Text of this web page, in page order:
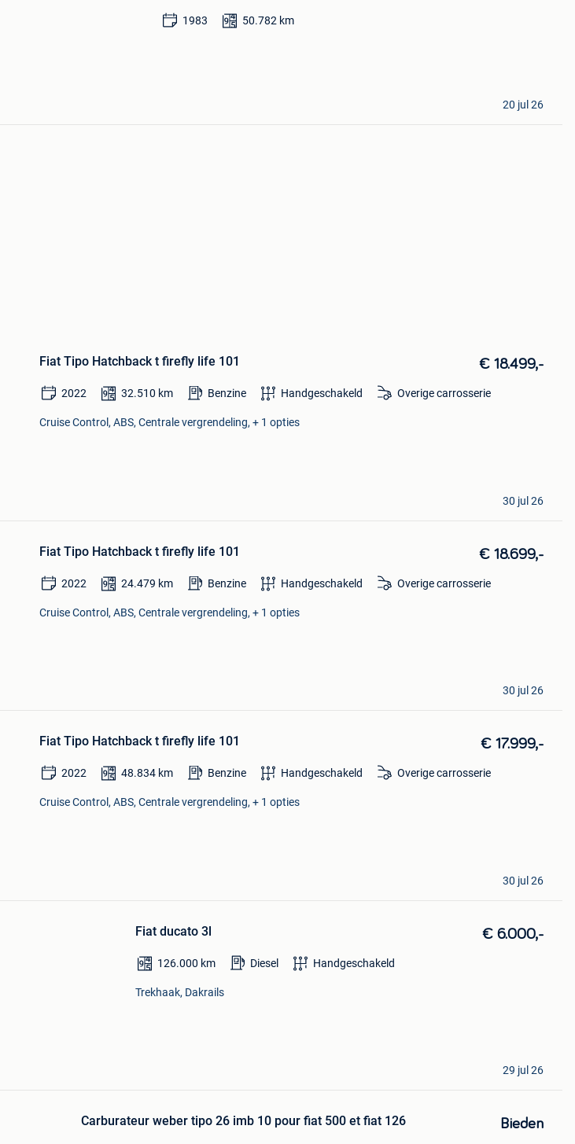
1983 50.782 km
20 jul 26
Fiat Tipo Hatchback t firefly life 101 € 18.499,-
2022 32.510 km Benzine Handgeschakeld Overige carrosserie
Cruise Control, ABS, Centrale vergrendeling, + 1 opties
30 jul 26
Fiat Tipo Hatchback t firefly life 101 € 18.699,-
2022 24.479 km Benzine Handgeschakeld Overige carrosserie
Cruise Control, ABS, Centrale vergrendeling, + 1 opties
30 jul 26
Fiat Tipo Hatchback t firefly life 101 € 17.999,-
2022 48.834 km Benzine Handgeschakeld Overige carrosserie
Cruise Control, ABS, Centrale vergrendeling, + 1 opties
30 jul 26
Fiat ducato 3l € 6.000,-
126.000 km Diesel Handgeschakeld
Trekhaak, Dakrails
29 jul 26
Carburateur weber tipo 26 imb 10 pour fiat 500 et fiat 126 Bieden